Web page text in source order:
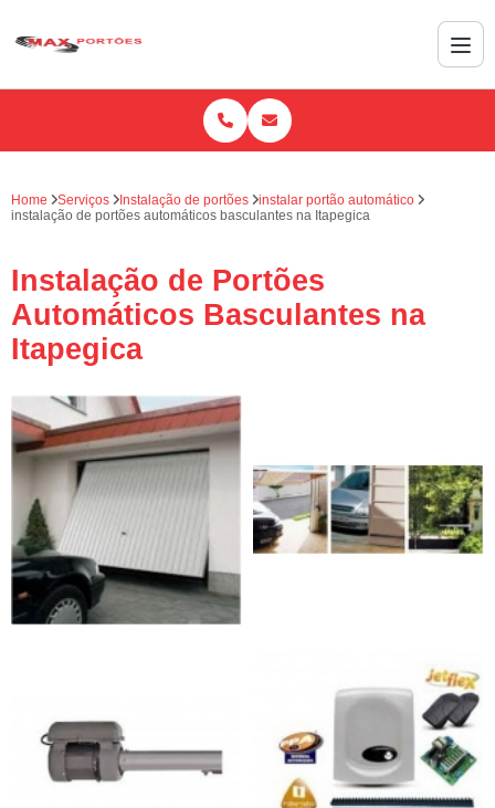
Home Serviços Instalação de portões
instalar portão automático
instalação de portões automáticos basculantes na Itapegica
Instalação de Portões
Automáticos Basculantes na
Itapegica